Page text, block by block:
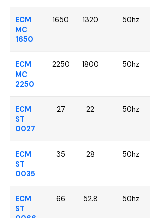
ECM
MC
1650
1650 1320 50hz
ECM
MC
2250
2250 1800 50hz
ECM
ST
0027
27 22 50hz
ECM
ST
0035
35 28 50hz
ECM
ST
66 52.8 50hz